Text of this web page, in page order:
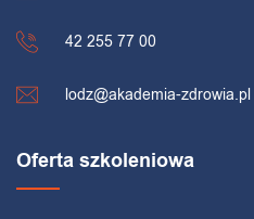
42 255 77 00
lodz@akademia-zdrowia.pl
Oferta szkoleniowa